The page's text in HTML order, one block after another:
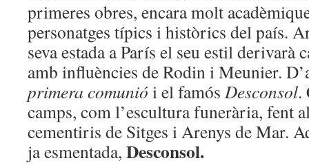
primeres obres, encara molt
personatges típics i històrics del país.
seva estada a París el seu estil derivarà
amb influències de Rodin i Meunier.
primera comunió i el famós Desconsol.
camps, com l’escultura funerària, fent
cementiris de Sitges i Arenys de Mar.
ja esmentada, Desconsol.